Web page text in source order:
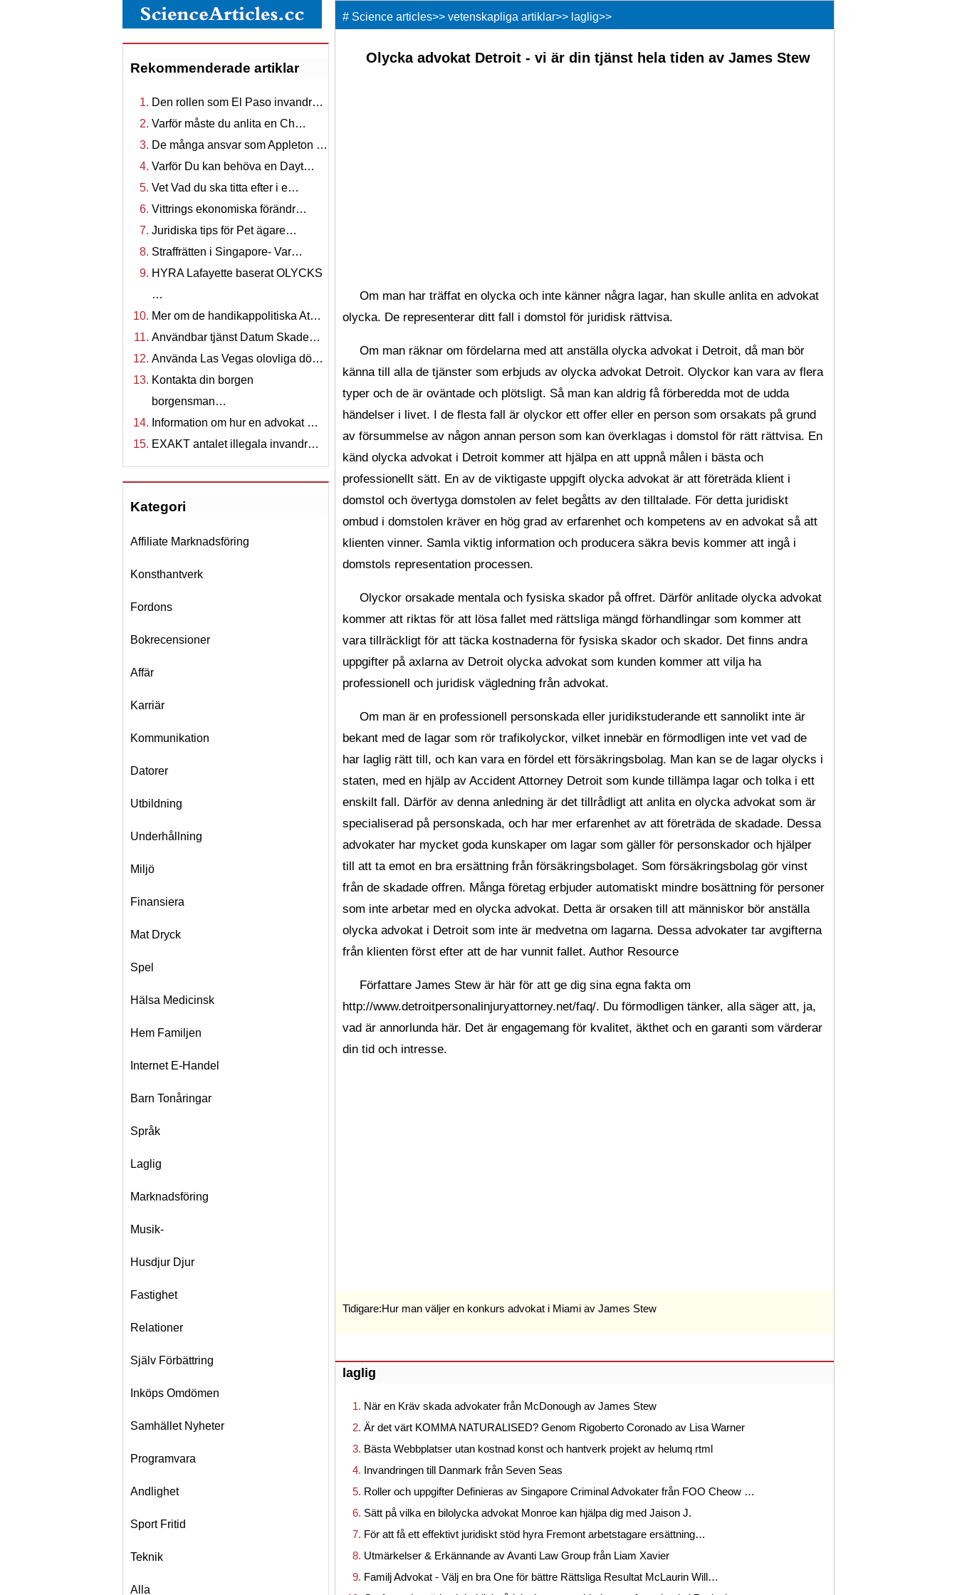
Rekommenderade artiklar
Den rollen som El Paso invandr…
Varför måste du anlita en Ch…
De många ansvar som Appleton …
Varför Du kan behöva en Dayt…
Vet Vad du ska titta efter i e…
Vittrings ekonomiska förändr…
Juridiska tips för Pet ägare…
Straffrätten i Singapore- Var…
HYRA Lafayette baserat OLYCKS
…
Mer om de handikappolitiska At…
Användbar tjänst Datum Skade…
Använda Las Vegas olovliga dö…
Kontakta din borgen
borgensman…
Information om hur en advokat …
EXAKT antalet illegala invandr…
Kategori
Affiliate Marknadsföring
Konsthantverk
Fordons
Bokrecensioner
Affär
Karriär
Kommunikation
Datorer
Utbildning
Underhållning
Miljö
Finansiera
Mat Dryck
Spel
Hälsa Medicinsk
Hem Familjen
Internet E-Handel
Barn Tonåringar
Språk
Laglig
Marknadsföring
Musik-
Husdjur Djur
Fastighet
Relationer
Själv Förbättring
Inköps Omdömen
Samhället Nyheter
Programvara
Andlighet
Sport Fritid
Teknik
Alla
# Science articles>> vetenskapliga artiklar>> laglig>>
Olycka advokat Detroit - vi är din tjänst hela tiden av James Stew
Om man har träffat en olycka och inte känner några lagar, han skulle anlita en advokat
olycka. De representerar ditt fall i domstol för juridisk rättvisa.
Om man räknar om fördelarna med att anställa olycka advokat i Detroit, då man bör
känna till alla de tjänster som erbjuds av olycka advokat Detroit. Olyckor kan vara av flera
typer och de är oväntade och plötsligt. Så man kan aldrig få förberedda mot de udda
händelser i livet. I de flesta fall är olyckor ett offer eller en person som orsakats på grund
av försummelse av någon annan person som kan överklagas i domstol för rätt rättvisa. En
känd olycka advokat i Detroit kommer att hjälpa en att uppnå målen i bästa och
professionellt sätt. En av de viktigaste uppgift olycka advokat är att företräda klient i
domstol och övertyga domstolen av felet begåtts av den tilltalade. För detta juridiskt
ombud i domstolen kräver en hög grad av erfarenhet och kompetens av en advokat så att
klienten vinner. Samla viktig information och producera säkra bevis kommer att ingå i
domstols representation processen.
Olyckor orsakade mentala och fysiska skador på offret. Därför anlitade olycka advokat
kommer att riktas för att lösa fallet med rättsliga mängd förhandlingar som kommer att
vara tillräckligt för att täcka kostnaderna för fysiska skador och skador. Det finns andra
uppgifter på axlarna av Detroit olycka advokat som kunden kommer att vilja ha
professionell och juridisk vägledning från advokat.
Om man är en professionell personskada eller juridikstuderande ett sannolikt inte är
bekant med de lagar som rör trafikolyckor, vilket innebär en förmodligen inte vet vad de
har laglig rätt till, och kan vara en fördel ett försäkringsbolag. Man kan se de lagar olycks i
staten, med en hjälp av Accident Attorney Detroit som kunde tillämpa lagar och tolka i ett
enskilt fall. Därför av denna anledning är det tillrådligt att anlita en olycka advokat som är
specialiserad på personskada, och har mer erfarenhet av att företräda de skadade. Dessa
advokater har mycket goda kunskaper om lagar som gäller för personskador och hjälper
till att ta emot en bra ersättning från försäkringsbolaget. Som försäkringsbolag gör vinst
från de skadade offren. Många företag erbjuder automatiskt mindre bosättning för personer
som inte arbetar med en olycka advokat. Detta är orsaken till att människor bör anställa
olycka advokat i Detroit som inte är medvetna om lagarna. Dessa advokater tar avgifterna
från klienten först efter att de har vunnit fallet. Author Resource
Författare James Stew är här för att ge dig sina egna fakta om
http://www.detroitpersonalinjuryattorney.net/faq/. Du förmodligen tänker, alla säger att, ja,
vad är annorlunda här. Det är engagemang för kvalitet, äkthet och en garanti som värderar
din tid och intresse.
Tidigare:Hur man väljer en konkurs advokat i Miami av James Stew
laglig
När en Kräv skada advokater från McDonough av James Stew
Är det värt KOMMA NATURALISED? Genom Rigoberto Coronado av Lisa Warner
Bästa Webbplatser utan kostnad konst och hantverk projekt av helumq rtml
Invandringen till Danmark från Seven Seas
Roller och uppgifter Definieras av Singapore Criminal Advokater från FOO Cheow …
Sätt på vilka en bilolycka advokat Monroe kan hjälpa dig med Jaison J.
För att få ett effektivt juridiskt stöd hyra Fremont arbetstagare ersättning…
Utmärkelser & Erkännande av Avanti Law Group från Liam Xavier
Familj Advokat - Välj en bra One för bättre Rättsliga Resultat McLaurin Will…